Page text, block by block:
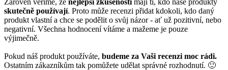
skutečně používají. Proto může recenzi přidat kdokoli, kdo daný
produkt vlastní a chce se podělit o svůj názor - ať už pozitivní, nebo
negativní. Všechna hodnocení vítáme a mažeme je pouze
výjimečně.
Pokud náš produkt používáte, budeme za Vaši recenzi moc rádi.
Ostatním zákazníkům tak pomůžete udělat správné rozhodnutí. 🙂